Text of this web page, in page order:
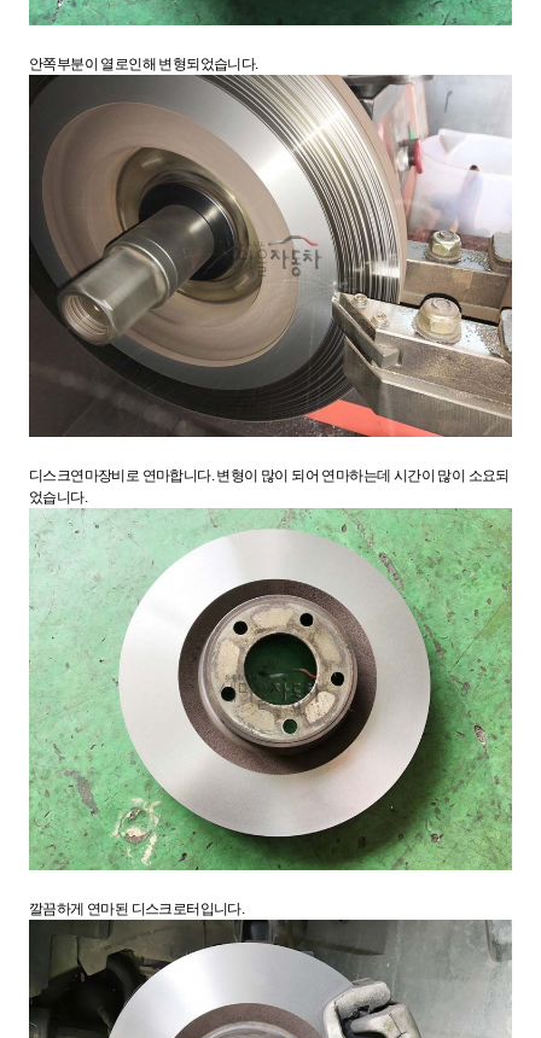
안쪽부분이 열로인해 변형되었습니다.
디스크연마장비로 연마합니다. 변형이 많이 되어 연마하는데 시간이 많이 소요되
었습니다.
깔끔하게 연마된 디스크로터입니다.